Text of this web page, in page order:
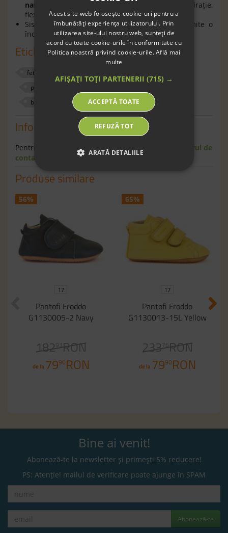
naturală,
oferă piciorului o bună respiraţie,
flexibilitate şi confort în timpul mersului;
Sistemul de prindere cubaretetiparicipermite o
încălţare rapidă a copilului.
Etichete
fete
piele naturala
barefoot
22
Informaţii
Pentru informaţii suplimentare scrie-ne pe
formularul de
contact
Produse similare
56%
17
Pantofi Froddo
G1130005-2 Navy
182 93RON
de la 7990RON
65%
17
Pantofi Froddo
G1130013-15L Yellow
233 76
RON
de la 7990RON
Bine ai venit!
Abonează-te la newsletter și primești 5% reducere!
PS: Atenție! mailul de verificare poate ajunge în SPAM
Abonează-te
Acest site web folosește cookie-uri pentru a
îmbunătăți experiența utilizatorului. Prin
utilizarea site-ului nostru web, sunteți de
acord cu toate cookie-urile în conformitate cu
Politica noastră privind cookie-urile.Află mai
multe
AFIȘAȚI TOȚI PARTENERII (715) →
ACCEPTĂ TOATE
REFUZĂ TOT
ARATĂ DETALIILE